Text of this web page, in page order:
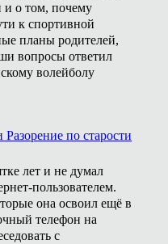
и о том, почему
к спортивной
планы родителей,
вопросы ответил
волейболу
по старости
лет и не думал
пользователем.
она освоил ещё в
телефон на
с